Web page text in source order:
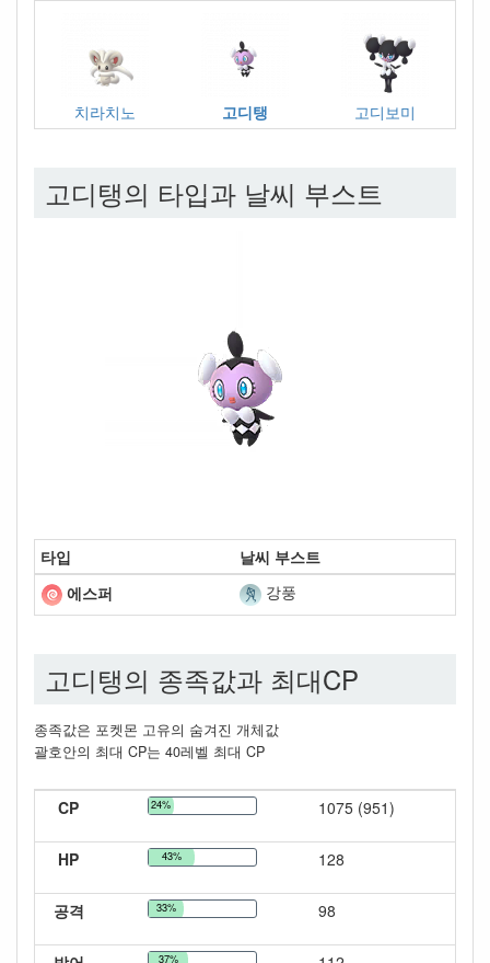
치라치노 고디탱 고디보미
고디탱의 타입과 날씨 부스트
타입
날씨 부스트
에스퍼
강풍
고디탱의 종족값과 최대CP
종족값은 포켓몬 고유의 숨겨진 개체값
괄호안의 최대 CP는 40레벨 최대 CP
CP 24% 1075 (951)
HP 43% 128
공격 33% 98
37%